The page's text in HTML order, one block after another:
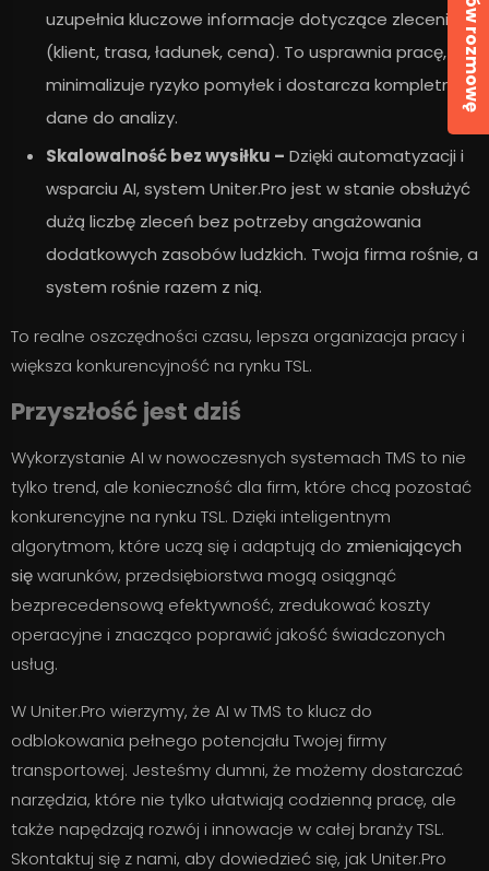
uzupełnia kluczowe informacje dotyczące zlecenia
(klient, trasa, ładunek, cena). To usprawnia pracę,
minimalizuje ryzyko pomyłek i dostarcza kompletne
dane do analizy.
Skalowalność bez wysiłku – Dzięki automatyzacji i
wsparciu AI, system Uniter.Pro jest w stanie obsłużyć
dużą liczbę zleceń bez potrzeby angażowania
dodatkowych zasobów ludzkich. Twoja firma rośnie, a
system rośnie razem z nią.
To realne oszczędności czasu, lepsza organizacja pracy i
większa konkurencyjność na rynku TSL.
Przyszłość jest dziś
Wykorzystanie AI w nowoczesnych systemach TMS to nie
tylko trend, ale konieczność dla firm, które chcą pozostać
konkurencyjne na rynku TSL. Dzięki inteligentnym
algorytmom, które uczą się i adaptują do zmieniających
sięwarunków, przedsiębiorstwa mogą osiągnąć
bezprecedensową efektywność, zredukować koszty
operacyjne i znacząco poprawić jakość świadczonych
usług.
W Uniter.Pro wierzymy, że AI w TMS to klucz do
odblokowania pełnego potencjału Twojej firmy
transportowej. Jesteśmy dumni, że możemy dostarczać
narzędzia, które nie tylko ułatwiają codzienną pracę, ale
także napędzają rozwój i innowacje w całej branży TSL.
Skontaktuj się z nami, aby dowiedzieć się, jak Uniter.Pro
Umów rozmowę